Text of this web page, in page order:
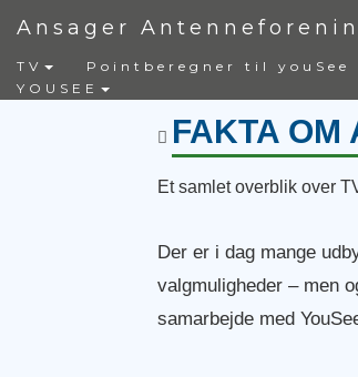
Ansager
TV Pointberegner til youSee
YOUSEE
FAKTA OM
Et samlet overblik over
Der er i dag mange
valgmuligheder – men
samarbejde med